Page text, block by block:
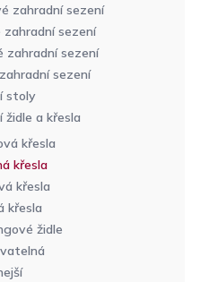
zahradní sezení
zahradní sezení
zahradní sezení
sezení
stoly
židle a křesla
křesla
křesla
křesla
křesla
židle